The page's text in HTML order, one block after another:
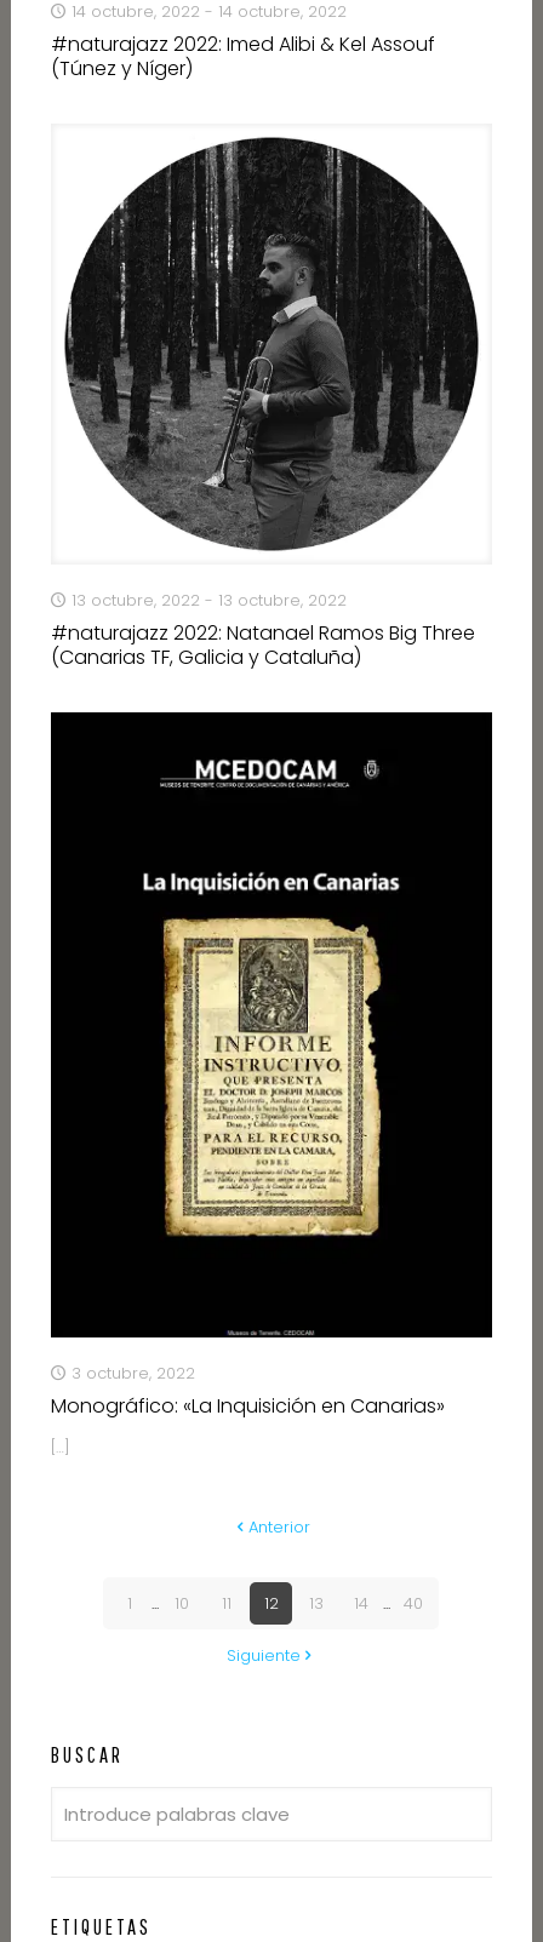
14 octubre, 2022 - 14 octubre, 2022
#naturajazz 2022: Imed Alibi & Kel Assouf
(Túnez y Níger)
13 octubre, 2022 - 13 octubre, 2022
#naturajazz 2022: Natanael Ramos Big Three
(Canarias TF, Galicia y Cataluña)
3 octubre, 2022
Monográfico: «La Inquisición en Canarias»
[…]
Anterior
1 ... 10 11 12 13 14 ... 40
Siguiente
BUSCAR
ETIQUETAS